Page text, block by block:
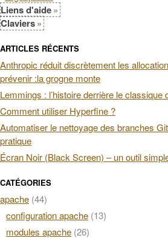
Liens d'aide
Claviers
ARTICLES RÉCENTS
Anthropic réduit discrètement les
prévenir :la grogne monte
Lemmings : l’histoire derrière le classique
Comment utiliser Hyperfine ?
Automatiser le nettoyage des branches
pratique
Écran Noir (Black Screen) – un outil
CATÉGORIES
apache (44)
configuration apache (13)
modules apache (26)